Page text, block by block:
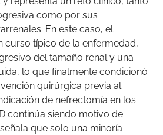
como por sus
En este caso, el
curso típico de la enfermedad,
del tamaño renal y una
lo que finalmente condicionó
quirúrgica previa al
de nefrectomía en los
continúa siendo motivo de
que solo una minoría